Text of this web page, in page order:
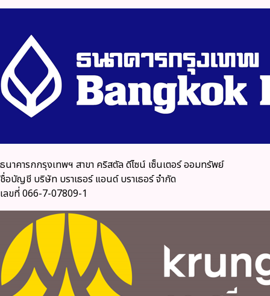
ธนาคารกกรุงเทพฯ สาขา คริสตัล ดีไซน์ เซ็นเตอร์ ออมทรัพย์
ชื่อบัญชี บริษัท บราเธอร์ แอนด์ บราเธอร์ จำกัด
เลขที่ 066-7-07809-1